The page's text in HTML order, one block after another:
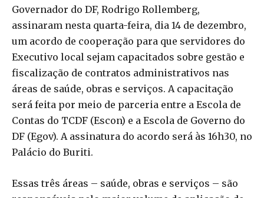
Governador do DF, Rodrigo Rollemberg,
assinaram nesta quarta-feira, dia 14 de dezembro,
um acordo de cooperação para que servidores do
Executivo local sejam capacitados sobre gestão e
fiscalização de contratos administrativos nas
áreas de saúde, obras e serviços. A capacitação
será feita por meio de parceria entre a Escola de
Contas do TCDF (Escon) e a Escola de Governo do
DF (Egov). A assinatura do acordo será às 16h30, no
Palácio do Buriti.
Essas três áreas – saúde, obras e serviços – são